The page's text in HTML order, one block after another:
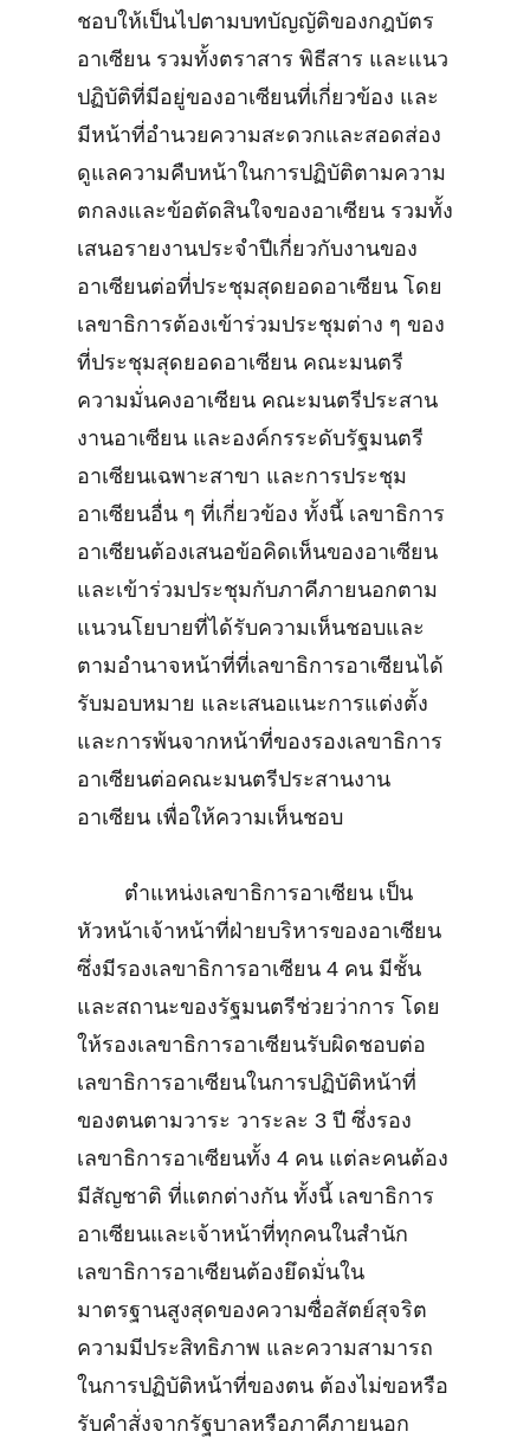
ชอบให้เป็นไปตามบทบัญญัติของกฎบัตร
อาเซียน รวมทั้งตราสาร พิธีสาร และแนว
ปฏิบัติที่มีอยู่ของอาเซียนที่เกี่ยวข้อง และ
มีหน้าที่อำนวยความสะดวกและสอดส่อง
ดูแลความคืบหน้าในการปฏิบัติตามความ
ตกลงและข้อตัดสินใจของอาเซียน รวมทั้ง
เสนอรายงานประจำปีเกี่ยวกับงานของ
อาเซียนต่อที่ประชุมสุดยอดอาเซียน โดย
เลขาธิการต้องเข้าร่วมประชุมต่าง ๆ ของ
ที่ประชุมสุดยอดอาเซียน คณะมนตรี
ความมั่นคงอาเซียน คณะมนตรีประสาน
งานอาเซียน และองค์กรระดับรัฐมนตรี
อาเซียนเฉพาะสาขา และการประชุม
อาเซียนอื่น ๆ ที่เกี่ยวข้อง ทั้งนี้ เลขาธิการ
อาเซียนต้องเสนอข้อคิดเห็นของอาเซียน
และเข้าร่วมประชุมกับภาคีภายนอกตาม
แนวนโยบายที่ได้รับความเห็นชอบและ
ตามอำนาจหน้าที่ที่เลขาธิการอาเซียนได้
รับมอบหมาย และเสนอแนะการแต่งตั้ง
และการพ้นจากหน้าที่ของรองเลขาธิการ
อาเซียนต่อคณะมนตรีประสานงาน
อาเซียน เพื่อให้ความเห็นชอบ
ตำแหน่งเลขาธิการอาเซียน เป็น
หัวหน้าเจ้าหน้าที่ฝ่ายบริหารของอาเซียน
ซึ่งมีรองเลขาธิการอาเซียน 4 คน มีชั้น
และสถานะของรัฐมนตรีช่วยว่าการ โดย
ให้รองเลขาธิการอาเซียนรับผิดชอบต่อ
เลขาธิการอาเซียนในการปฏิบัติหน้าที่
ของตนตามวาระ วาระละ 3 ปี ซึ่งรอง
เลขาธิการอาเซียนทั้ง 4 คน แต่ละคนต้อง
มีสัญชาติ ที่แตกต่างกัน ทั้งนี้ เลขาธิการ
อาเซียนและเจ้าหน้าที่ทุกคนในสำนัก
เลขาธิการอาเซียนต้องยึดมั่นใน
มาตรฐานสูงสุดของความซื่อสัตย์สุจริต
ความมีประสิทธิภาพ และความสามารถ
ในการปฏิบัติหน้าที่ของตน ต้องไม่ขอหรือ
รับคำสั่งจากรัฐบาลหรือภาคีภายนอก